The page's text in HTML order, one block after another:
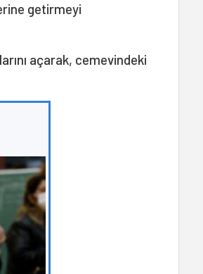
getirmeyi
açarak, cemevindeki